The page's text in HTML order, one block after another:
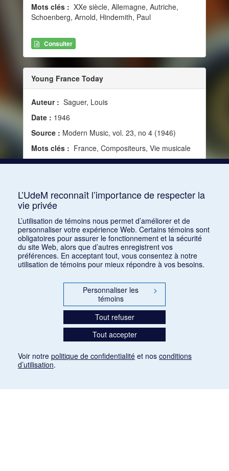
Mots clés : XXe siècle, Allemagne, Autriche,
Schoenberg, Arnold, Hindemith, Paul
Consulter
Young France Today
Auteur : Saguer, Louis
Date : 1946
Source : Modern Music, vol. 23, no 4 (1946)
Mots clés : France, Compositeurs, Vie musicale
1 2 3 4 5 … 1168
L’UdeM reconnaît l’importance de respecter la
vie privée
L’utilisation de témoins nous permet d’améliorer et de
personnaliser votre expérience Web. Certains témoins sont
obligatoires pour assurer le fonctionnement et la sécurité
du site Web, alors que d’autres enregistrent vos
préférences. En acceptant tout, vous consentez à notre
utilisation de témoins pour mieux répondre à vos besoins.
Personnaliser les
témoins
>
Tout refuser
Tout accepter
Voir notre politique de confidentialité et nos conditions
d’utilisation.